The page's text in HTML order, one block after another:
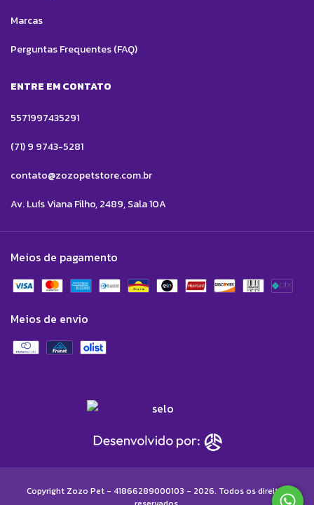
Marcas
Perguntas Frequentes (FAQ)
ENTRE EM CONTATO
5571997435291
(71) 9 9743-5281
contato@zozopetstore.com.br
Av. Luís Viana Filho, 2489, Sala 10A
Meios de pagamento
Meios de envio
Copyright Zozo Pet - 41866289000103 - 2026. Todos os direitos